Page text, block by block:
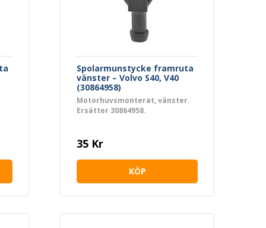
Spolarmunstycke framruta
vänster – Volvo S40, V40
(30864958)
Motorhuvsmonterat, vänster.
Ersätter 30864958.
35 Kr
KÖP